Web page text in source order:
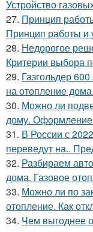
Устройство
27. Принцип
Принцип работы и
28. Недорогое
Критерии выбора
29. Газгольдер
на отопление
30. Можно ли
дому.
31. В России с
переведут на..
32. Разбираем
дома. Газовое
33. Можно ли по
отопление. Как
34. Чем выгоднее